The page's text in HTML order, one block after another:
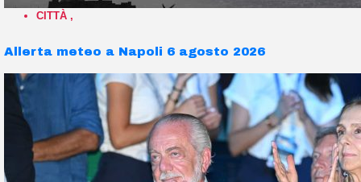
CITTÀ ,
Allerta meteo a Napoli 6 agosto 2026